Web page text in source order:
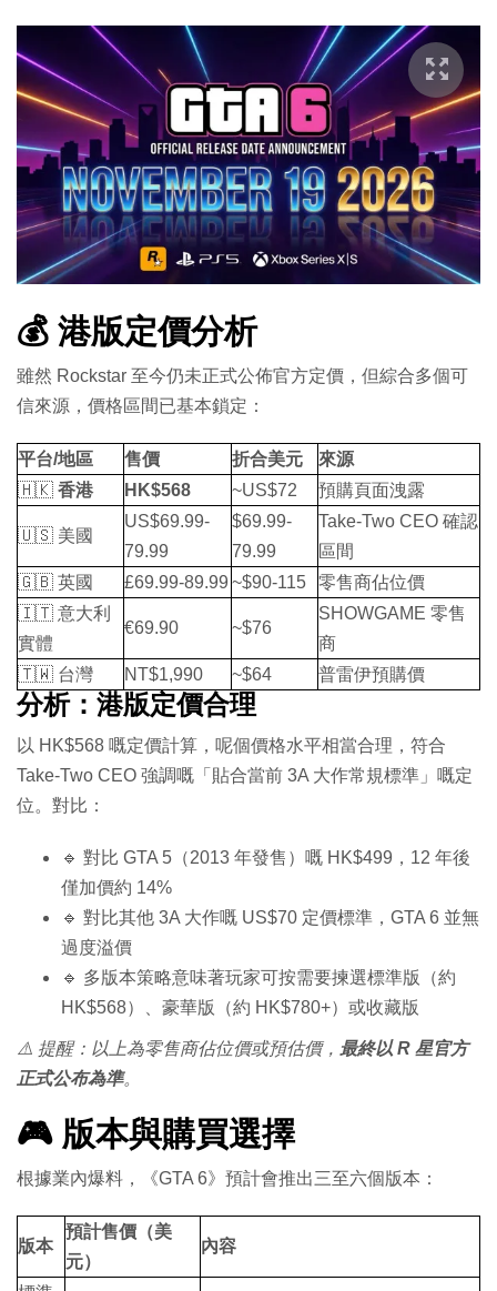
💰 港版定價分析
雖然 Rockstar 至今仍未正式公佈官方定價，但綜合多個可
信來源，價格區間已基本鎖定：
平台/地區 售價 折合美元
來源
🇭🇰 香港 HK$568 ~US$72 預購頁面洩露
🇺🇸 美國
US$69.99-
79.99
$69.99-
79.99
Take-Two CEO 確認
區間
🇬🇧 英國
£69.99-89.99 ~$90-115
零售商佔位價
🇮🇹 意大利
實體
€69.90 ~$76
SHOWGAME 零售
商
🇹🇼 台灣
NT$1,990 ~$64 普雷伊預購價
分析：港版定價合理
以 HK$568 嘅定價計算，呢個價格水平相當合理，符合
Take-Two CEO 強調嘅「貼合當前 3A 大作常規標準」嘅定
位。對比：
🔹 對比 GTA 5（2013 年發售）嘅 HK$499，12 年後
僅加價約 14%
🔹 對比其他 3A 大作嘅 US$70 定價標準，GTA 6 並無
過度溢價
🔹 多版本策略意味著玩家可按需要揀選標準版（約
HK$568）、豪華版（約 HK$780+）或收藏版
⚠️ 提醒：以上為零售商佔位價或預估價， 最終以 R 星官方
正式公布為準。
🎮 版本與購買選擇
根據業內爆料，《GTA 6》預計會推出三至六個版本：
版本
預計售價（美
元）
內容